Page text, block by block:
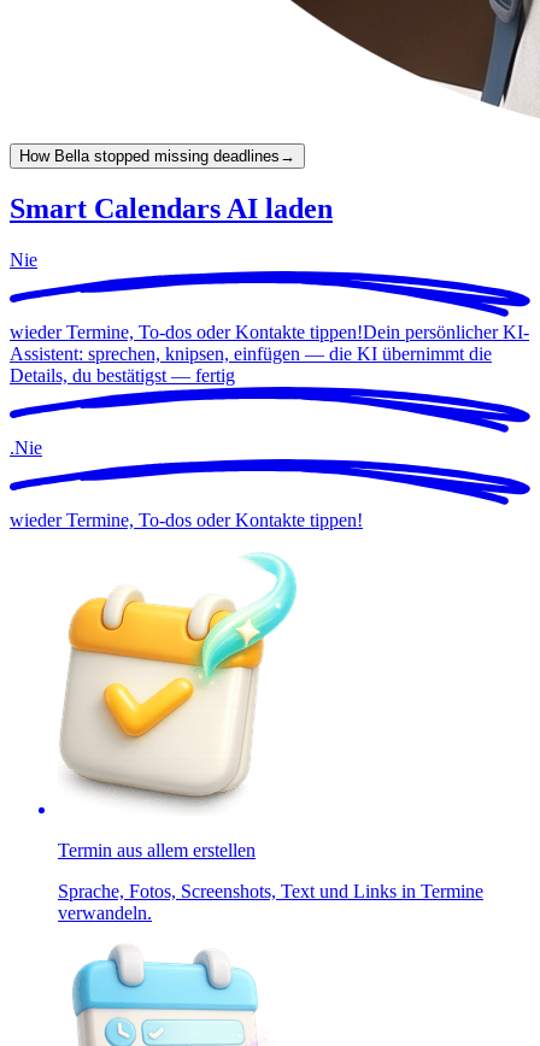
How Bella stopped missing deadlines →
Smart Calendars AI laden
Nie
wieder Termine, To-dos oder Kontakte tippen!Dein persönlicher KI-
Assistent: sprechen, knipsen, einfügen — die KI übernimmt die
Details, du bestätigst — fertig
.Nie
wieder Termine, To-dos oder Kontakte tippen!
Termin aus allem erstellen
Sprache, Fotos, Screenshots, Text und Links in Termine
verwandeln.